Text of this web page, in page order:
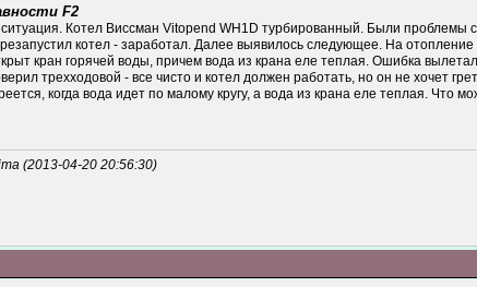
F2
ситуация. Котел Виссман Vitopend WH1D турбированный. Были проблемы
котел - заработал. Далее выявилось следующее. На
кран горячей воды, причем вода из крана еле теплая. Ошибка
трехходовой - все чисто и котел должен работать, но он не хочет
когда вода идет по малому кругу, а вода из крана еле теплая.
(2013-04-20 20:56:30)